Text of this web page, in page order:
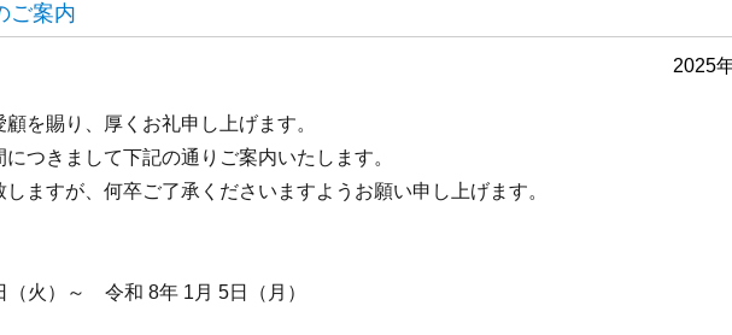
ご案内
2025
を賜り、厚くお礼申し上げます。
つきまして下記の通りご案内いたします。
しますが、何卒ご了承くださいますようお願い申し上げます。
（火）～ 令和 8年 1月 5日（月）